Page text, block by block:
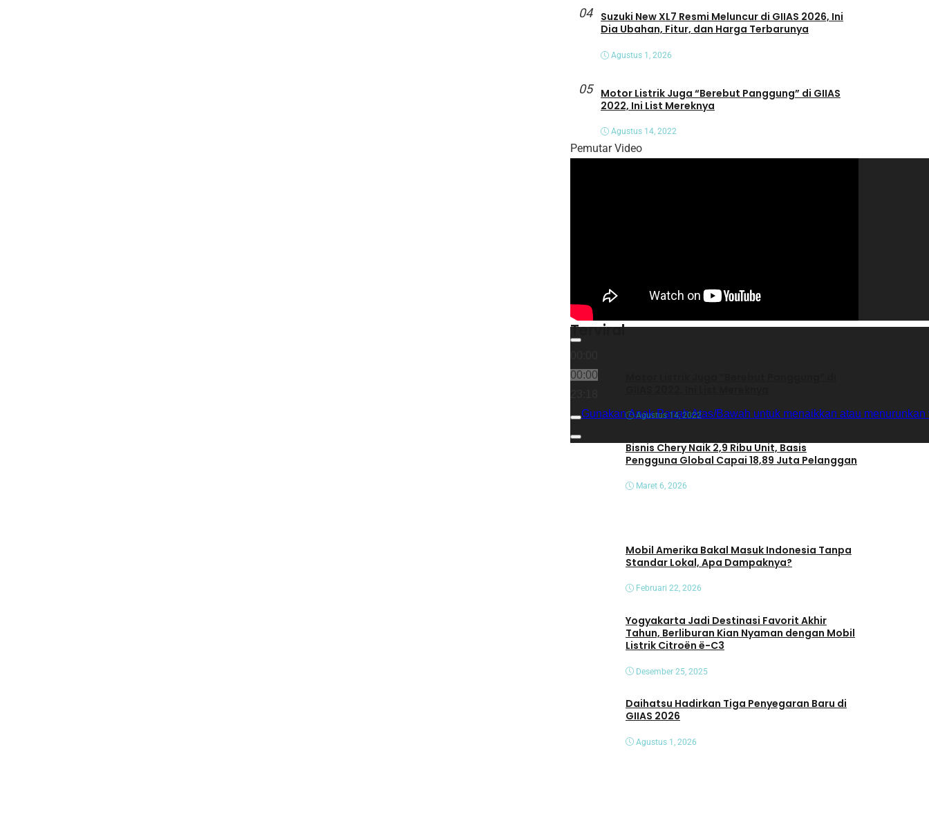
04
Suzuki New XL7 Resmi Meluncur di GIIAS 2026, Ini
Dia Ubahan, Fitur, dan Harga Terbarunya
Agustus 1, 2026
05
Motor Listrik Juga “Berebut Panggung” di GIIAS
2022, Ini List Mereknya
Agustus 14, 2022
Pemutar Video
00:00
Gunakan Anak Panah Atas/Bawah untuk menaikkan atau menurunkan
Terviral
Agustus 14, 2022
Bisnis Chery Naik 2,9 Ribu Unit, Basis
Pengguna Global Capai 18,89 Juta Pelanggan
Maret 6, 2026
Mobil Amerika Bakal Masuk Indonesia Tanpa
Standar Lokal, Apa Dampaknya?
Februari 22, 2026
Yogyakarta Jadi Destinasi Favorit Akhir
Tahun, Berliburan Kian Nyaman dengan Mobil
Listrik Citroën ë-C3
Desember 25, 2025
Daihatsu Hadirkan Tiga Penyegaran Baru di
GIIAS 2026
Agustus 1, 2026